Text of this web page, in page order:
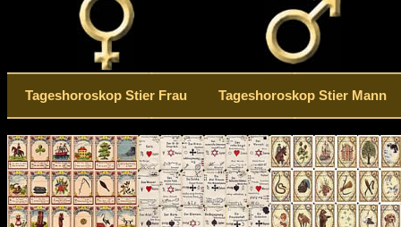
Tageshoroskop Stier Frau Tageshoroskop Stier Mann